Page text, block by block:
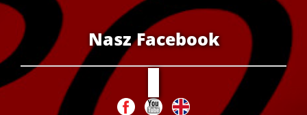
Nasz Facebook